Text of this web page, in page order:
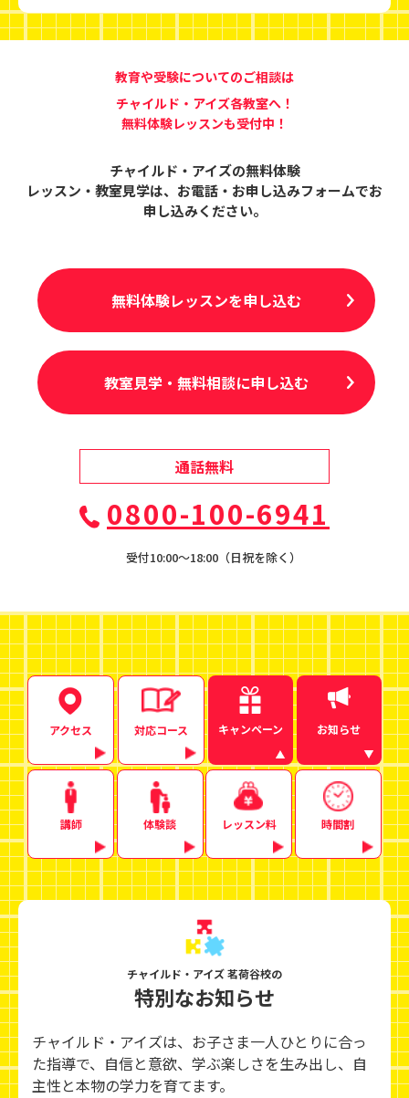
教育や受験についてのご相談は
チャイルド・アイズ各教室へ！
無料体験レッスンも受付中！
チャイルド・アイズの無料体験
レッスン・教室見学は、 お電話・お申し込みフォームでお
申し込みください。
無料体験レッスンを申し込む
教室見学・無料相談に申し込む
通話無料
0800-100-6941
受付10:00〜18:00（日祝を除く）
アクセス 対応コース キャンペーン お知らせ
講師 体験談 レッスン料 時間割
チャイルド・アイズ 茗荷谷校の
特別なお知らせ
チャイルド・アイズは、お子さま一人ひとりに合っ
た指導で、自信と意欲、学ぶ楽しさを生み出し、 自
主性と本物の学力を育てます。